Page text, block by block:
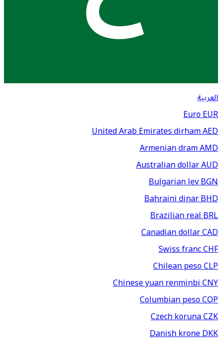
العربية
EuroEUR
United Arab Emirates dirhamAED
Armenian dramAMD
Australian dollarAUD
Bulgarian levBGN
Bahraini dinarBHD
Brazilian realBRL
Canadian dollarCAD
Swiss francCHF
Chilean pesoCLP
Chinese yuan renminbiCNY
Columbian pesoCOP
Czech korunaCZK
Danish kroneDKK